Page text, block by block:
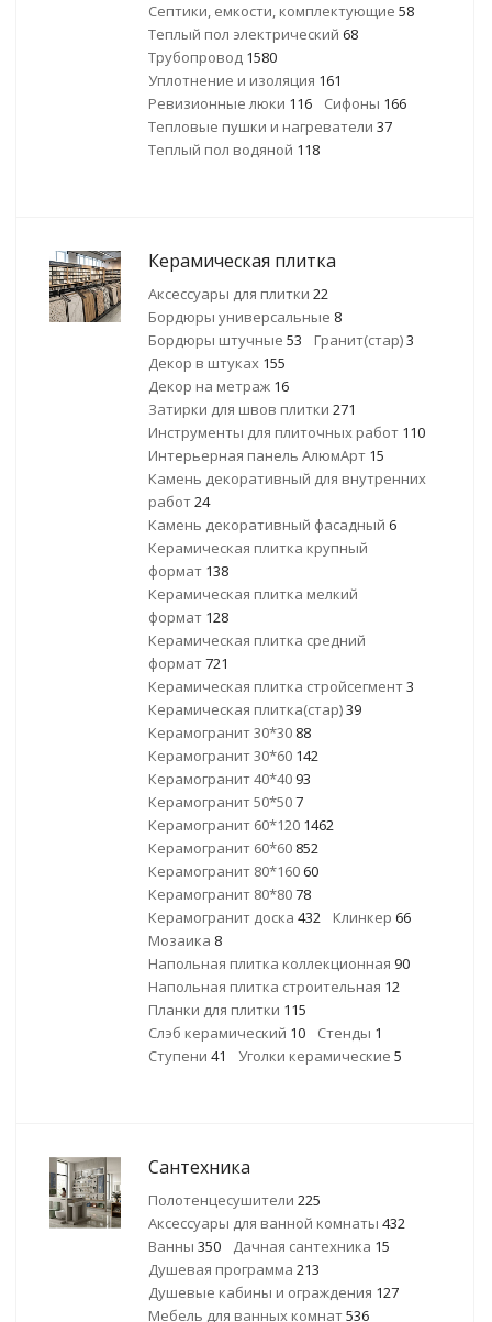
Септики, емкости, комплектующие 58
Теплый пол электрический 68
Трубопровод 1580
Уплотнение и изоляция 161
Ревизионные люки 116 Сифоны 166
Тепловые пушки и нагреватели 37
Теплый пол водяной 118
Керамическая плитка
Аксессуары для плитки 22
Бордюры универсальные 8
Бордюры штучные 53 Гранит(стар)3
Декор в штуках 155
Декор на метраж 16
Затирки для швов плитки 271
Инструменты для плиточных работ 110
Интерьерная панель АлюмАрт 15
Камень декоративный для внутренних
работ24
Камень декоративный фасадный 6
Керамическая плитка крупный
формат 138
Керамическая плитка мелкий
формат 128
Керамическая плитка средний
формат721
Керамическая плитка стройсегмент3
Керамическая плитка(стар)39
Керамогранит 30*30 88
Керамогранит 30*60 142
Керамогранит 40*40 93
Керамогранит 50*507
Керамогранит 60*120 1462
Керамогранит 60*60 852
Керамогранит 80*160 60
Керамогранит 80*8078
Керамогранит доска 432 Клинкер 66
Мозаика 8
Напольная плитка коллекционная 90
Напольная плитка строительная 12
Планки для плитки 115
Слэб керамический 10 Стенды 1
Ступени 41 Уголки керамические 5
Сантехника
Полотенцесушители 225
Аксессуары для ванной комнаты 432
Ванны 350 Дачная сантехника 15
Душевая программа 213
Душевые кабины и ограждения 127
Мебель для ванных комнат536